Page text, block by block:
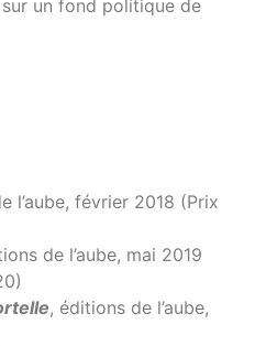
un fond politique de
l’aube, février 2018 (Prix
de l’aube, mai 2019
, éditions de l’aube,